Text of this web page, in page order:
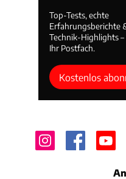
Top-Tests, echte
Erfahrungsberichte
Technik-Highlights
Ihr Postfach.
Kostenlos